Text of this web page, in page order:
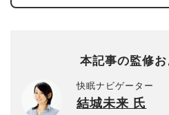
本記事の監修
快眠ナビゲーター
結城未来 氏